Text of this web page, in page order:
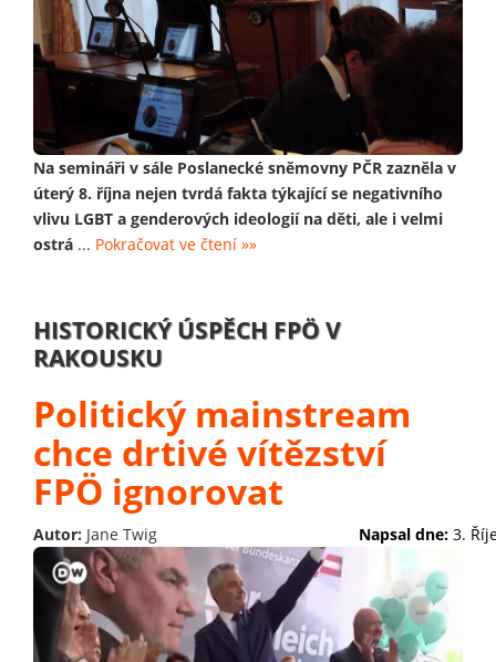
Na semináři v sále Poslanecké sněmovny PČR zazněla v
úterý 8. října nejen tvrdá fakta týkající se negativního
vlivu LGBT a genderových ideologií na děti, ale i velmi
ostrá ... Pokračovat ve čtení »»
HISTORICKÝ ÚSPĚCH FPÖ V
RAKOUSKU
Politický mainstream
chce drtivé vítězství
FPÖ ignorovat
Autor: Jane Twig Napsal dne: 3.